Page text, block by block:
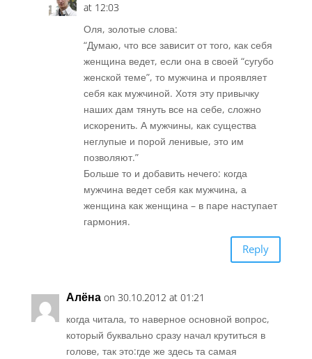
at 12:03
Оля, золотые слова:
“Думаю, что все зависит от того, как себя
женщина ведет, если она в своей “сугубо
женской теме”, то мужчина и проявляет
себя как мужчиной. Хотя эту привычку
наших дам тянуть все на себе, сложно
искоренить. А мужчины, как существа
неглупые и порой ленивые, это им
позволяют.”
Больше то и добавить нечего: когда
мужчина ведет себя как мужчина, а
женщина как женщина – в паре наступает
гармония.
Reply
Алёна on 30.10.2012 at 01:21
когда читала, то наверное основной вопрос,
который буквально сразу начал крутиться в
голове, так это:где же здесь та самая